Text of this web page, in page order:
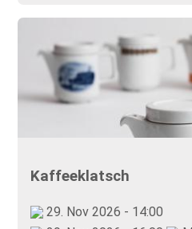
Kaffeeklatsch
29. Nov 2026 - 14:00